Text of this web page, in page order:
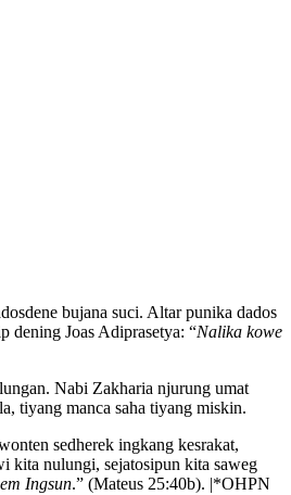
bujana suci. Altar punika dados
dening Joas Adiprasetya: “Nalika kowe
Nabi Zakharia njurung umat
tiyang manca saha tiyang miskin.
sedherek ingkang kesrakat,
kita nulungi, sejatosipun kita saweg
Ingsun.” (Mateus 25:40b). |*OHPN